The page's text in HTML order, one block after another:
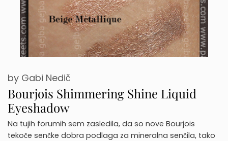
Bourjois Shimmering Shine Liquid
Eyeshadow
by Gabi Nedič
Na tujih forumih sem zasledila, da so nove Bourjois
tekoče senčke dobra podlaga za mineralna senčila, tako